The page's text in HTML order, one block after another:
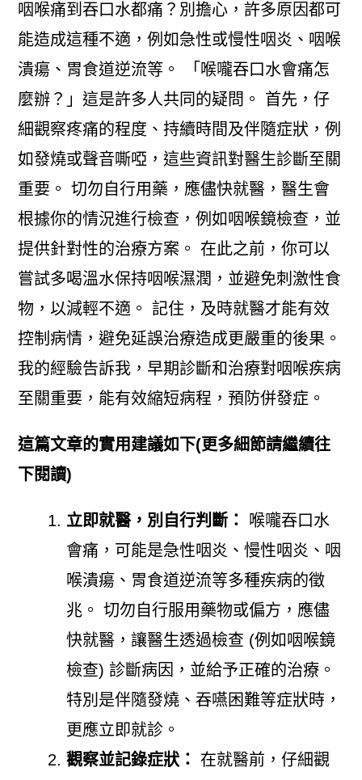
咽喉痛到吞口水都痛？別擔心，許多原因都可
能造成這種不適，例如急性或慢性咽炎、咽喉
潰瘍、胃食道逆流等。 「喉嚨吞口水會痛怎
麼辦？」這是許多人共同的疑問。 首先，仔
細觀察疼痛的程度、持續時間及伴隨症狀，例
如發燒或聲音嘶啞，這些資訊對醫生診斷至關
重要。 切勿自行用藥，應儘快就醫，醫生會
根據你的情況進行檢查，例如咽喉鏡檢查，並
提供針對性的治療方案。 在此之前，你可以
嘗試多喝溫水保持咽喉濕潤，並避免刺激性食
物，以減輕不適。 記住，及時就醫才能有效
控制病情，避免延誤治療造成更嚴重的後果。
我的經驗告訴我，早期診斷和治療對咽喉疾病
至關重要，能有效縮短病程，預防併發症。
這篇文章的實用建議如下(更多細節請繼續往
下閱讀)
立即就醫，別自行判斷：
喉嚨吞口水
會痛，可能是急性咽炎、慢性咽炎、咽
喉潰瘍、胃食道逆流等多種疾病的徵
兆。 切勿自行服用藥物或偏方，應儘
快就醫，讓醫生透過檢查 (例如咽喉鏡
檢查) 診斷病因，並給予正確的治療。
特別是伴隨發燒、吞嚥困難等症狀時，
更應立即就診。
觀察並記錄症狀：
在就醫前，仔細觀